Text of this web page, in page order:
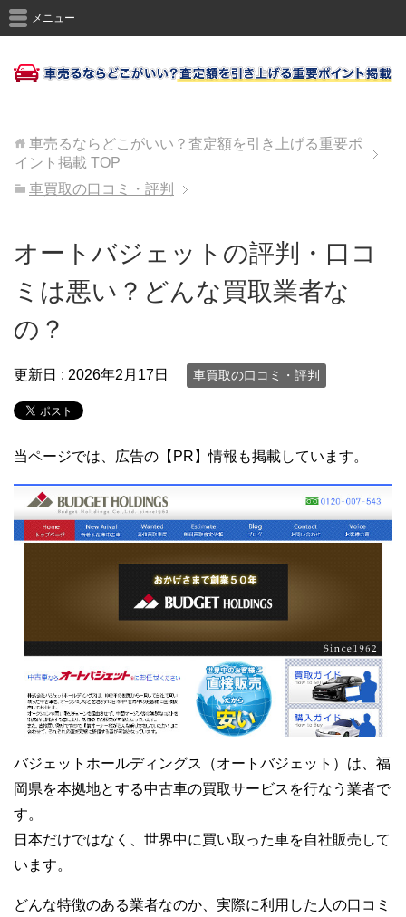
メニュー
車売るならどこがいい？査定額を引き上げる重要ポ
イント掲載 TOP
車買取の口コミ・評判
オートバジェットの評判・口コ
ミは悪い？どんな買取業者な
の？
更新日 : 2026年2月17日 車買取の口コミ・評判
当ページでは、広告の【PR】情報も掲載しています。
バジェットホールディングス（オートバジェット）は、福
岡県を本拠地とする中古車の買取サービスを行なう業者で
す。
日本だけではなく、世界中に買い取った車を自社販売して
います。
どんな特徴のある業者なのか、実際に利用した人の口コミ